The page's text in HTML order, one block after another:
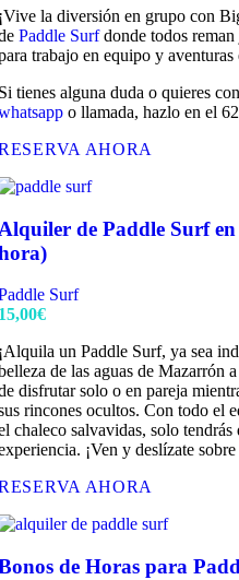
la diversión en grupo con
Paddle Surfdonde todos reman
trabajo en equipo y aventuras
tienes alguna duda o quieres
o llamada, hazlo en el
AHORA
de Paddle Surf
Surf
€
un Paddle Surf, ya sea
de las aguas de Mazarrón
disfrutar solo o en pareja
rincones ocultos. Con todo el
chaleco salvavidas, solo
¡Ven y deslízate
AHORA
de Horas para